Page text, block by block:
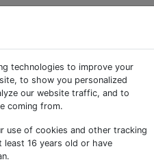
une
l'un
technologies to improve your
to show you personalized
our website traffic, and to
coming from.
use of cookies and other tracking
16 years old or have